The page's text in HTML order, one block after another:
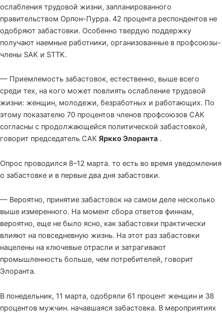
ослабления трудовой жизни, запланированного
правительством Орпон-Пурра. 42 процента респондентов не
одобряют забастовки. Особенно твердую поддержку
получают наемные работники, организованные в профсоюзы-
члены SAK и STTK.
— Приемлемость забастовок, естественно, выше всего
среди тех, на кого может повлиять ослабление трудовой
жизни: женщин, молодежи, безработных и работающих. По
этому показателю 70 процентов членов профсоюзов САК
согласны с продолжающейся политической забастовкой,
говорит председатель САК Яркко Элоранта .
Опрос проводился 8–12 марта. то есть во время уведомления
о забастовке и в первые два дня забастовки.
— Вероятно, принятие забастовок на самом деле несколько
выше измеренного. На момент сбора ответов финнам,
вероятно, еще не было ясно, как забастовки практически
влияют на повседневную жизнь. На этот раз забастовки
нацелены на ключевые отрасли и затрагивают
промышленность больше, чем потребителей, говорит
Элоранта.
В понедельник, 11 марта, одобряли 61 процент женщин и 38
процентов мужчин. начавшаяся забастовка. В мероприятиях